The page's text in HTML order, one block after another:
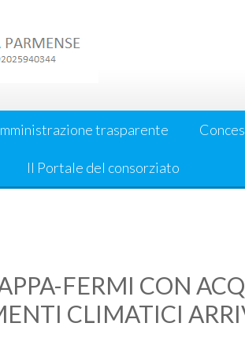
trasparente
Il Portale del consorziato
FERMI CON
CLIMATICI